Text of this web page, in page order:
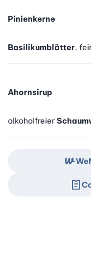
Pinienkerne
Basilikumblätter,
Ahornsirup
alkoholfreier